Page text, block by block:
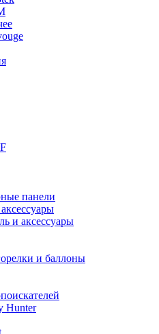
панели
и аксессуары
и баллоны
Hunter